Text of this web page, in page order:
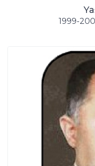
1999-